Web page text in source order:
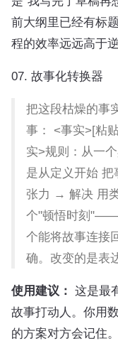
前大纲里已经有标
程的效率远远高于逆
07. 故事化转换器
把这段枯燥的事
事： <事实>[粘
实>规则：从一
是从定义开始
张力 → 解决 用
个"顿悟时刻"——
个能将故事连接
确。改变的是表
使用建议： 这是最
故事打动人。你用
的方案对方会记住